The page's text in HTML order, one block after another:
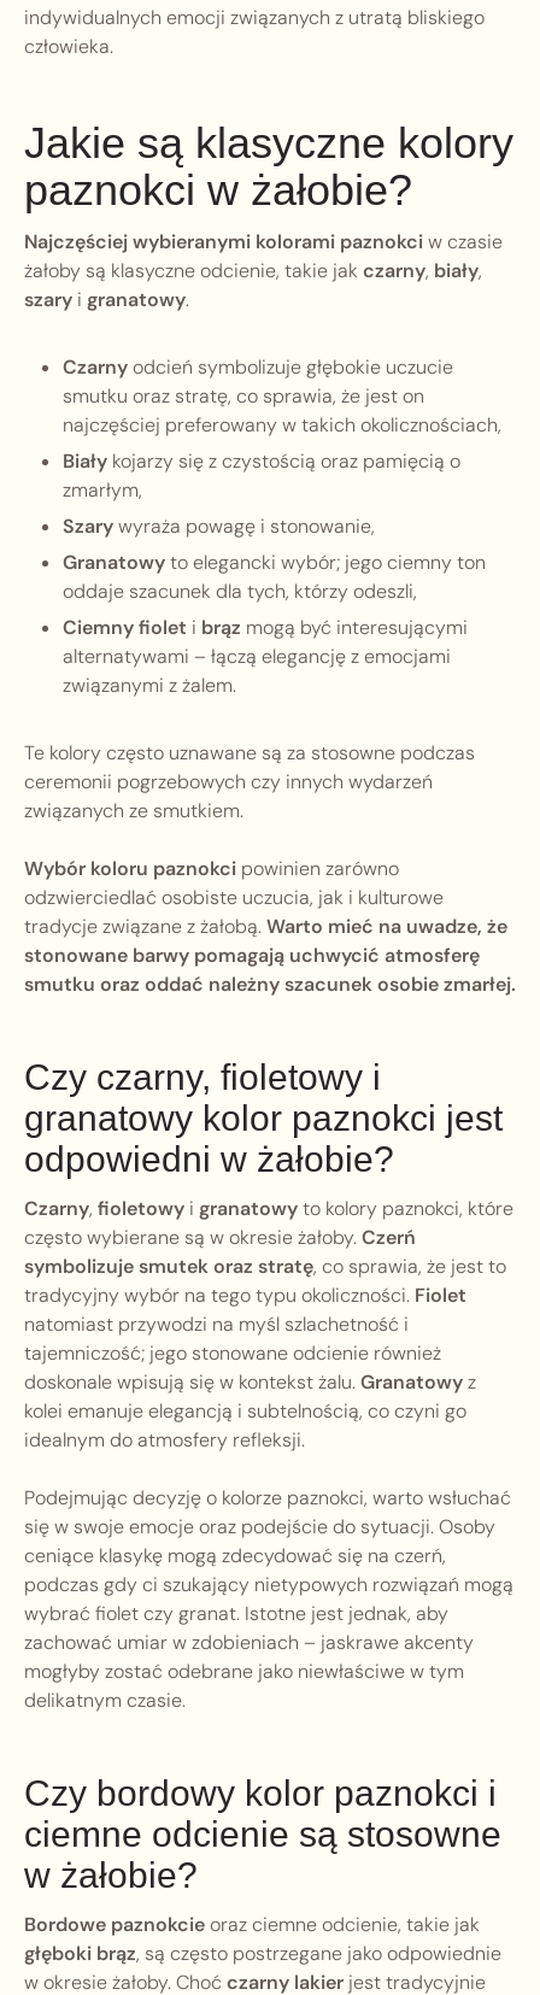
indywidualnych emocji związanych z utratą bliskiego
człowieka.
Jakie są klasyczne kolory
paznokci w żałobie?
Najczęściej wybieranymi kolorami paznokciw czasie
żałoby są klasyczne odcienie, takie jak czarny, biały,
szary i granatowy.
Czarnyodcień symbolizuje głębokie uczucie
smutku oraz stratę, co sprawia, że jest on
najczęściej preferowany w takich okolicznościach,
Biały kojarzy się z czystością oraz pamięcią o
zmarłym,
Szarywyraża powagę i stonowanie,
Granatowyto elegancki wybór; jego ciemny ton
oddaje szacunek dla tych, którzy odeszli,
Ciemny fiolet i brąz mogą być interesującymi
alternatywami – łączą elegancję z emocjami
związanymi z żalem.
Te kolory często uznawane są za stosowne podczas
ceremonii pogrzebowych czy innych wydarzeń
związanych ze smutkiem.
Wybór koloru paznokci powinien zarówno
odzwierciedlać osobiste uczucia, jak i kulturowe
tradycje związane z żałobą.Warto mieć na uwadze, że
stonowane barwy pomagają uchwycić atmosferę
smutku oraz oddać należny szacunek osobie zmarłej.
Czy czarny, fioletowy i
granatowy kolor paznokci jest
odpowiedni w żałobie?
Czarny, fioletowy i granatowyto kolory paznokci, które
często wybierane są w okresie żałoby.Czerń
symbolizuje smutek oraz stratę, co sprawia, że jest to
tradycyjny wybór na tego typu okoliczności. Fiolet
natomiast przywodzi na myśl szlachetność i
tajemniczość; jego stonowane odcienie również
doskonale wpisują się w kontekst żalu.Granatowyz
kolei emanuje elegancją i subtelnością, co czyni go
idealnym do atmosfery refleksji.
Podejmując decyzję o kolorze paznokci, warto wsłuchać
się w swoje emocje oraz podejście do sytuacji. Osoby
ceniące klasykę mogą zdecydować się na czerń,
podczas gdy ci szukający nietypowych rozwiązań mogą
wybrać fiolet czy granat. Istotne jest jednak, aby
zachować umiar w zdobieniach – jaskrawe akcenty
mogłyby zostać odebrane jako niewłaściwe w tym
delikatnym czasie.
Czy bordowy kolor paznokci i
ciemne odcienie są stosowne
w żałobie?
Bordowe paznokcieoraz ciemne odcienie, takie jak
głęboki brąz, są często postrzegane jako odpowiednie
w okresie żałoby. Choć czarny lakier jest tradycyjnie